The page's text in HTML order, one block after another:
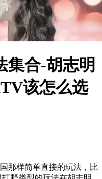
集合-胡志明
该怎么选
那样简单直接的玩法，比